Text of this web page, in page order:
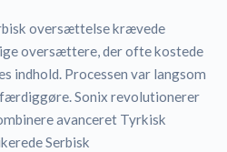
oversættelse krævede
oversættere, der ofte kostede
indhold. Processen var langsom
Sonix revolutionerer
avanceret Tyrkisk
Serbisk